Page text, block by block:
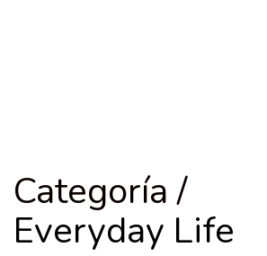
Categoría /
Everyday Life